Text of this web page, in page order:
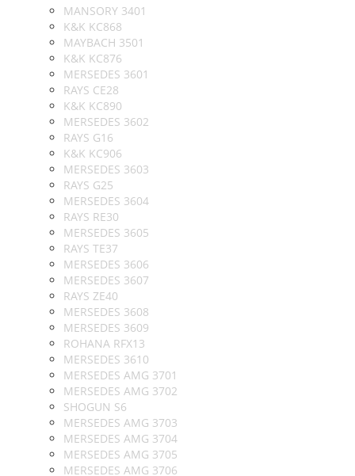
MANSORY 3401
K&K KC868
MAYBACH 3501
K&K KC876
MERSEDES 3601
RAYS CE28
K&K KC890
MERSEDES 3602
RAYS G16
K&K KC906
MERSEDES 3603
RAYS G25
MERSEDES 3604
RAYS RE30
MERSEDES 3605
RAYS TE37
MERSEDES 3606
MERSEDES 3607
RAYS ZE40
MERSEDES 3608
MERSEDES 3609
ROHANA RFX13
MERSEDES 3610
MERSEDES AMG 3701
MERSEDES AMG 3702
SHOGUN S6
MERSEDES AMG 3703
MERSEDES AMG 3704
MERSEDES AMG 3705
MERSEDES AMG 3706